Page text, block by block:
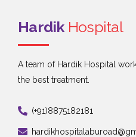
Hardik Hospital
A team of Hardik Hospital
the best treatment.
(+91)8875182181